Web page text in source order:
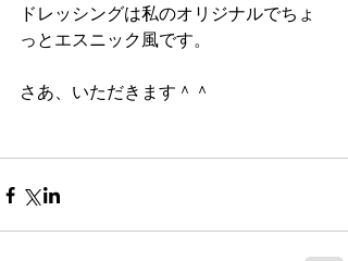
ドレッシングは私のオリジナルでちょ
っとエスニック風です。
さあ、いただきます＾＾